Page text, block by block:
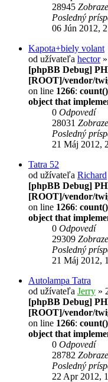
28945
Posledný
06 Jún 2012,
Kapota+biely volant
od užívateľa hector»
[phpBB Debug]
[ROOT]/vendor/
on line 1266:
object that
0 Odpovedí
28031
Posledný
21 Máj 2012,
Tatra 52
od užívateľa Richard
[phpBB Debug]
[ROOT]/vendor/
on line 1266:
object that
0 Odpovedí
29309
Posledný
21 Máj 2012,
Autolampa Tatra
od užívateľa Jerry »
[phpBB Debug]
[ROOT]/vendor/
on line 1266:
object that
0 Odpovedí
28782
Posledný
22 Apr 2012,